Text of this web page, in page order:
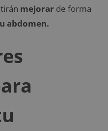
mejorar de forma
abdomen.